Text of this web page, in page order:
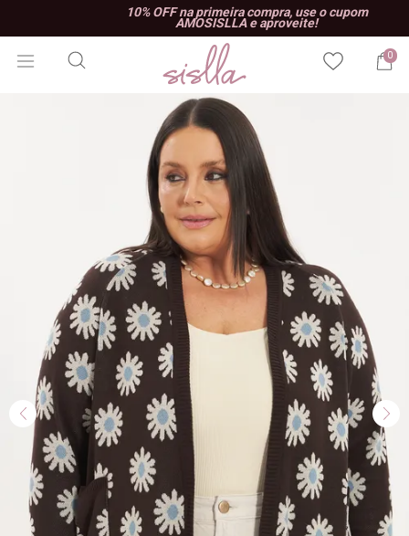
10% OFF na primeira compra, use o cupom
AMOSISLLA e aproveite!
0